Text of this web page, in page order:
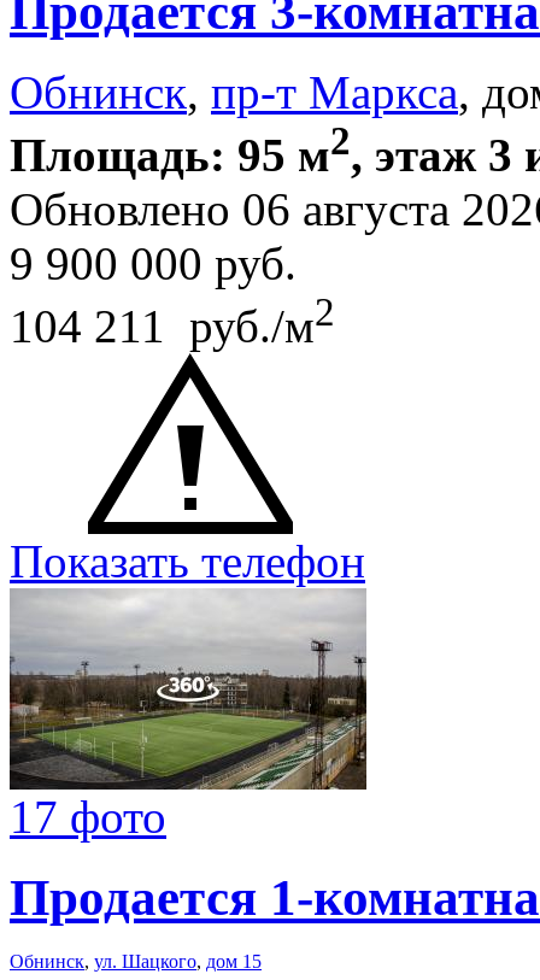
Продается 3-
Обнинск, пр-т Маркса,
Площадь: 95 м2, этаж 3
Обновлено 06 августа
9 900 000 руб.
104 211 руб./м2
Показать телефон
17 фото
Продается 1-
Обнинск, ул. Шацкого, дом 15